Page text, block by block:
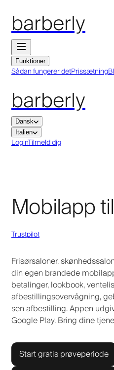
barberly
Funktioner
Sådan fungerer detPrissætning
barberly
Dansk
Italien
LoginTilmeld dig
Mobilapp
Trustpilot
Frisørsaloner,
din egen brandede
betalinger, lookbook,
afbestillingsovervågning,
sen afbestilling. Appen
Google Play. Bring dine
Start gratis prøveperiode